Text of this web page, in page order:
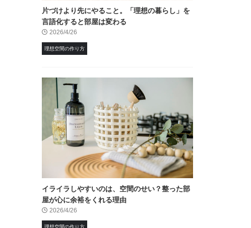
片づけより先にやること。「理想の暮らし」を
言語化すると部屋は変わる
2026/4/26
理想空間の作り方
イライラしやすいのは、空間のせい？整った部
屋が心に余裕をくれる理由
2026/4/26
理想空間の作り方